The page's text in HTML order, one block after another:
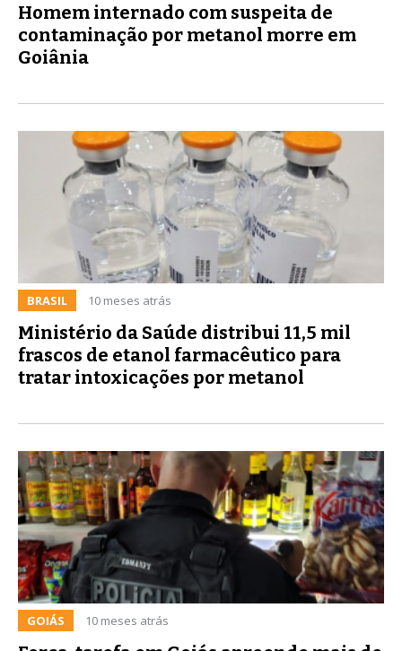
Homem internado com suspeita de
contaminação por metanol morre em
Goiânia
BRASIL 10 meses atrás
Ministério da Saúde distribui 11,5 mil
frascos de etanol farmacêutico para
tratar intoxicações por metanol
GOIÁS 10 meses atrás